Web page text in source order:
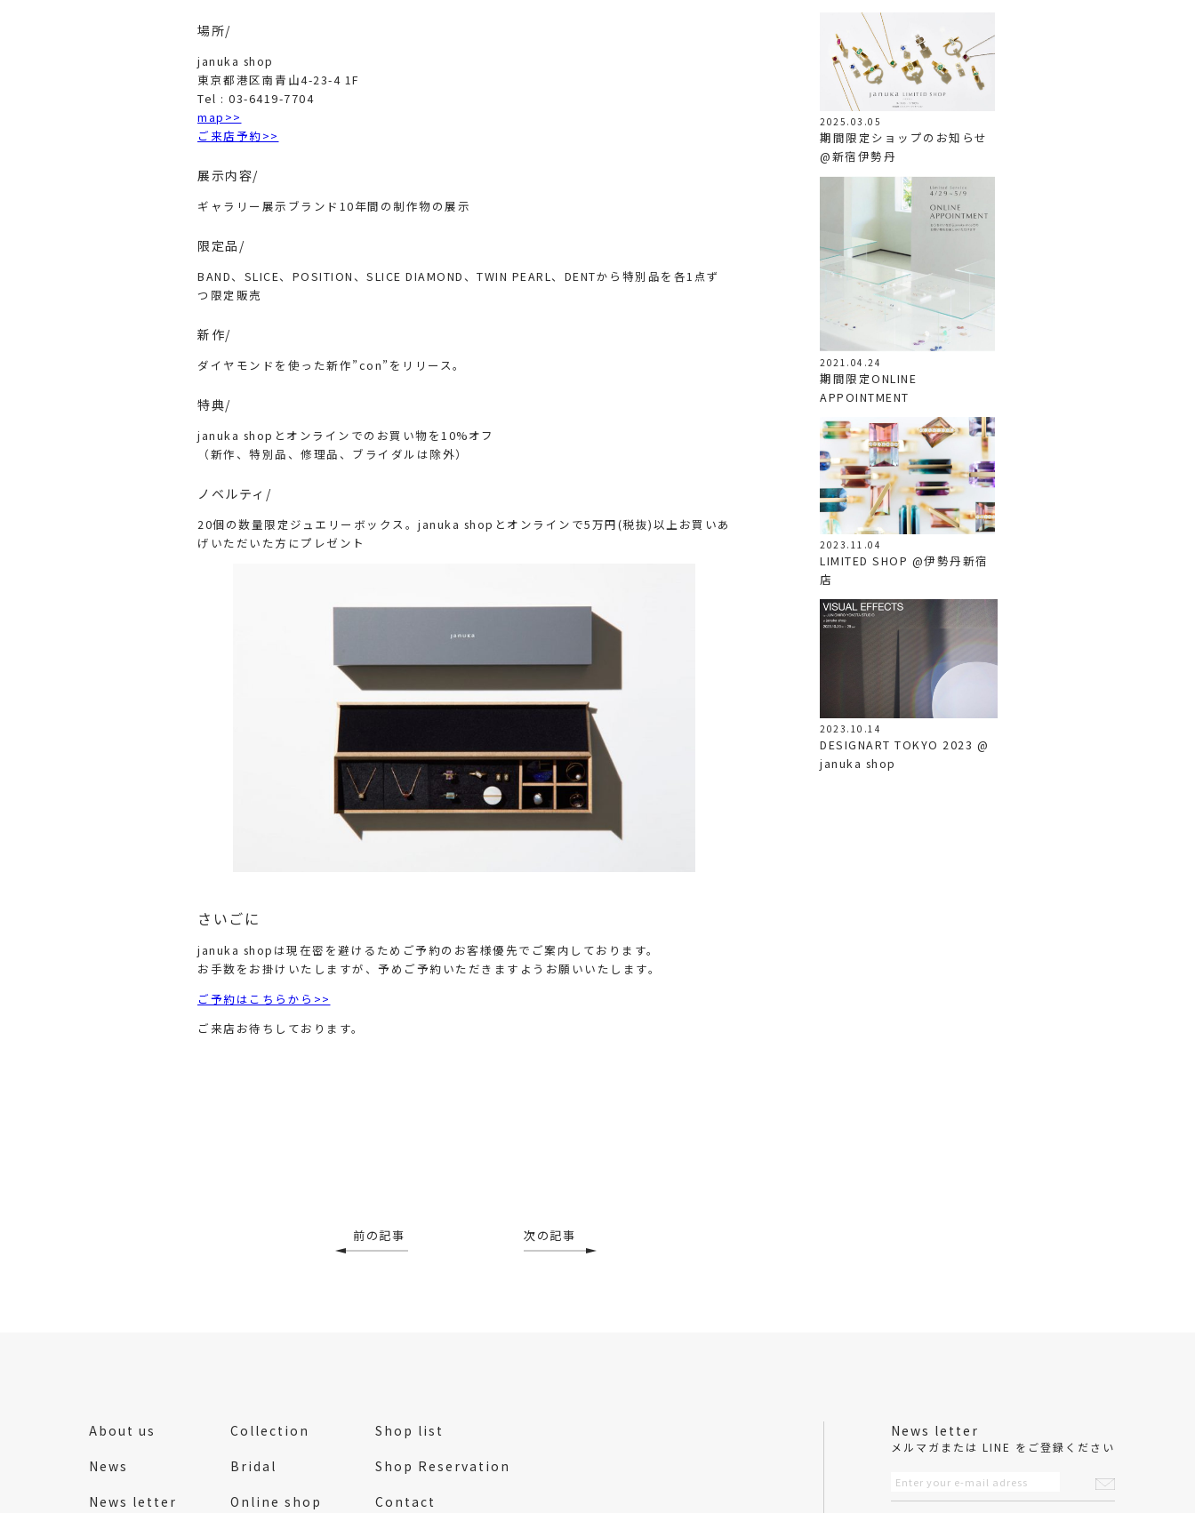
2025.03.05
期間限定ショップのお知らせ
@新宿伊勢丹
2021.04.24
期間限定ONLINE
APPOINTMENT
2023.11.04
LIMITED SHOP @伊勢丹新宿
店
2023.10.14
DESIGNART TOKYO 2023 @
januka shop
場所/
januka shop
東京都港区南青山4-23-4 1F
Tel : 03-6419-7704
map>>
ご来店予約>>
展示内容/
ギャラリー展示ブランド10年間の制作物の展示
限定品/
BAND、SLICE、POSITION、SLICE DIAMOND、TWIN PEARL、DENTから特別品を各1点ず
つ限定販売
新作/
ダイヤモンドを使った新作”con”をリリース。
特典/
januka shopとオンラインでのお買い物を10%オフ
（新作、特別品、修理品、ブライダルは除外）
ノベルティ/
20個の数量限定ジュエリーボックス。januka shopとオンラインで5万円(税抜)以上お買いあ
げいただいた方にプレゼント
さいごに
januka shopは現在密を避けるためご予約のお客様優先でご案内しております。
お手数をお掛けいたしますが、予めご予約いただきますようお願いいたします。
ご予約はこちらから>>
ご来店お待ちしております。
前の記事 次の記事
About us
News
News letter
Collection
Bridal
Online shop
Shop list
Shop Reservation
Contact
News letter
メルマガまたは LINE をご登録ください